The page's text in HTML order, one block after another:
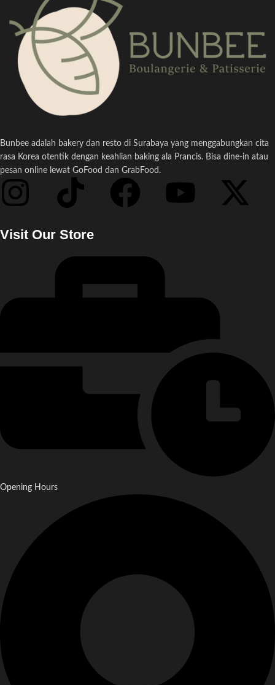
Bunbee adalah bakery dan resto di Surabaya yang menggabungkan cita
rasa Korea otentik dengan keahlian baking ala Prancis. Bisa dine-in atau
pesan online lewat GoFood dan GrabFood.
Visit Our Store
Opening Hours